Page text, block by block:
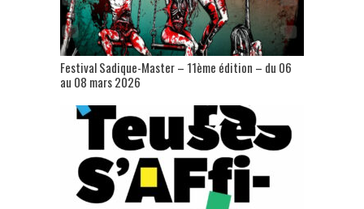
Festival Sadique-Master – 11ème édition – du 06
au 08 mars 2026